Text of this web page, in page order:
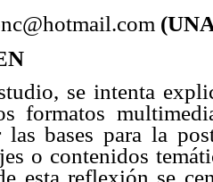
se intenta
formatos
las bases para la
o contenidos
esta reflexión se